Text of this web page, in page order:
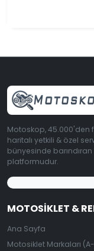
Motoskop, 45.000'den
haritalı yetkili & özel
bünyesinde
platformudur.
MOTOSIKLET &
Ana Sayfa
Motosiklet Markaları